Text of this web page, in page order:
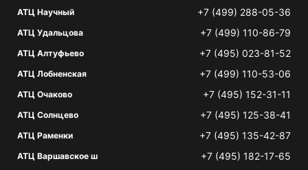
АТЦ Научный +7 (499) 288-05-36
АТЦ Удальцова +7 (499) 110-86-79
АТЦ Алтуфьево +7 (495) 023-81-52
АТЦ Лобненская +7 (499) 110-53-06
АТЦ Очаково +7 (495) 152-31-11
АТЦ Солнцево +7 (495) 125-38-41
АТЦ Раменки +7 (495) 135-42-87
АТЦ Варшавское ш +7 (495) 182-17-65